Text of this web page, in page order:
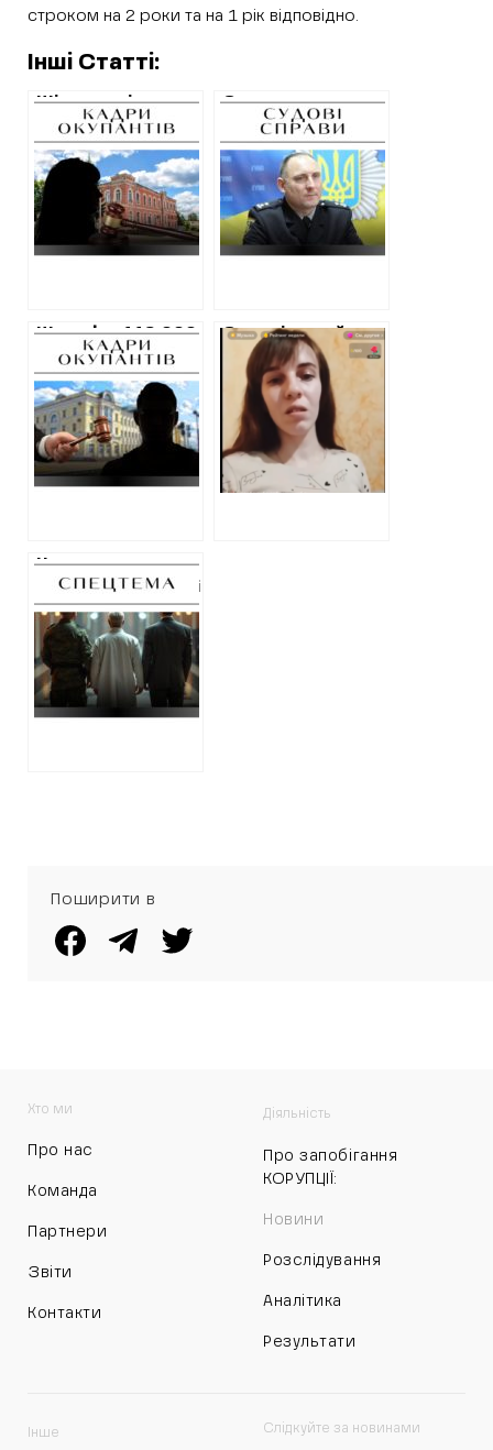
строком на 2 роки та на 1 рік відповідно.
Інші Статті:
Шість років
тюрми – вирок
для помічниці
начальника в
окупаційній владі
Вовчанська
Суд виправдав
колишнього
начальника
Зміївського
райвідділу поліції,
якого
обвинувачували в
Штраф у 119 000
гривень та
конфіскація
майна — вирок
“топменеджеру”
Куп’янської
окупаційної
Став відомий
вирок
переселенці з
Луганська, яка
мріяла про путіна
та називала росію
“класною
державою”
Не за правилами
воєнного часу: які
вироки
отримують ті, хто
допомагає
українцям
ухилятися від
Поширити в
Хто ми
Про нас
Команда
Партнери
Звіти
Контакти
Діяльність
Про запобігання
КОРУПЦІЇ:
Новини
Розслідування
Аналітика
Результати
Інше Слідкуйте за новинами